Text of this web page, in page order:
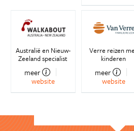
Australië en Nieuw-
Zeeland specialist
meer
website
Verre reizen
kinderen
meer
website